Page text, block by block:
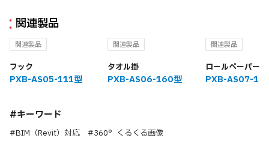
関連製品
関連製品
フック
PXB-AS05-111型
関連製品
タオル掛
PXB-AS06-160型
関連製品
ロールペーパー
PXB-AS07-
#キーワード
#BIM（Revit）対応 #360°くるくる画像